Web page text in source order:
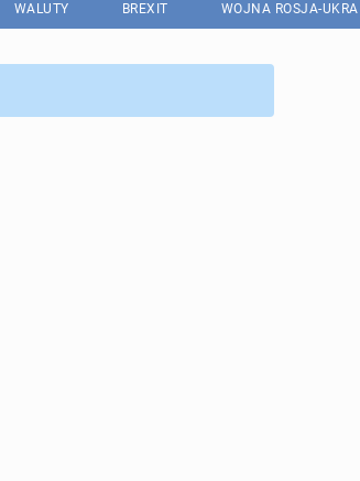
WALUTY BREXIT WOJNA ROSJA-